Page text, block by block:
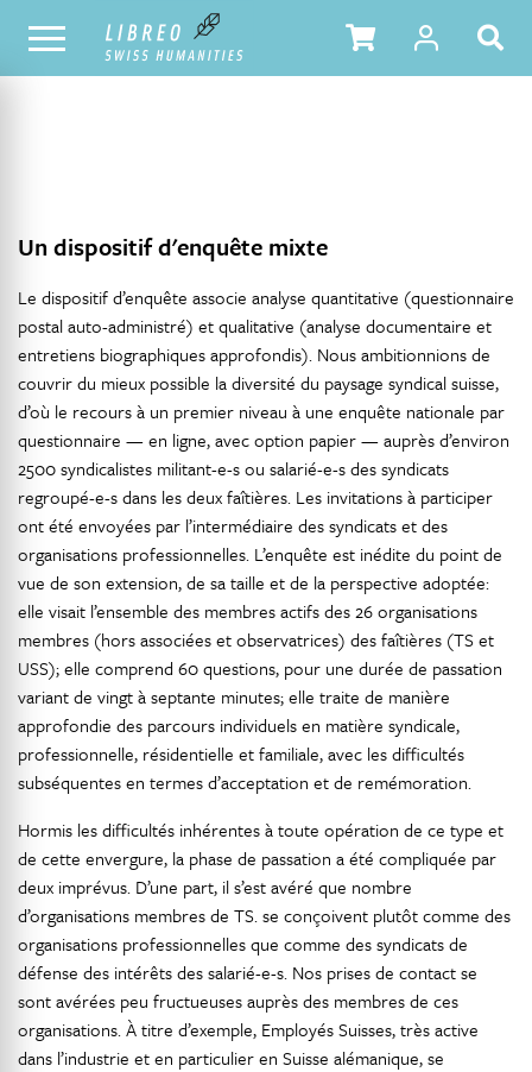
NOTRE CATALOGUE TABLE DES MATIÈRES
Un dispositif d'enquête mixte
Le dispositif d’enquête associe analyse quantitative (questionnaire
postal auto-administré) et qualitative (analyse documentaire et
entretiens biographiques approfondis). Nous ambitionnions de
couvrir du mieux possible la diversité du paysage syndical suisse,
d’où le recours à un premier niveau à une enquête nationale par
questionnaire — en ligne, avec option papier — auprès d’environ
2500 syndicalistes militant-e-s ou salarié-e-s des syndicats
regroupé-e-s dans les deux faîtières. Les invitations à participer
ont été envoyées par l’intermédiaire des syndicats et des
organisations professionnelles. L’enquête est inédite du point de
vue de son extension, de sa taille et de la perspective adoptée:
elle visait l’ensemble des membres actifs des 26 organisations
membres (hors associées et observatrices) des faîtières (TS et
USS); elle comprend 60 questions, pour une durée de passation
variant de vingt à septante minutes; elle traite de manière
approfondie des parcours individuels en matière syndicale,
professionnelle, résidentielle et familiale, avec les difficultés
subséquentes en termes d’acceptation et de remémoration.
Hormis les difficultés inhérentes à toute opération de ce type et
de cette envergure, la phase de passation a été compliquée par
deux imprévus. D’une part, il s’est avéré que nombre
d’organisations membres de TS. se conçoivent plutôt comme des
organisations professionnelles que comme des syndicats de
défense des intérêts des salarié-e-s. Nos prises de contact se
sont avérées peu fructueuses auprès des membres de ces
organisations. À titre d’exemple, Employés Suisses, très active
dans l’industrie et en particulier en Suisse alémanique, se